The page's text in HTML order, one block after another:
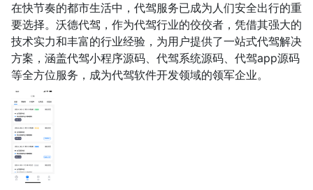
在快节奏的都市生活中，代驾服务已成为人们安全出行的重
要选择。沃德代驾，作为代驾行业的佼佼者，凭借其强大的
技术实力和丰富的行业经验，为用户提供了一站式代驾解决
方案，涵盖代驾小程序源码、代驾系统源码、代驾app源码
等全方位服务，成为代驾软件开发领域的领军企业。